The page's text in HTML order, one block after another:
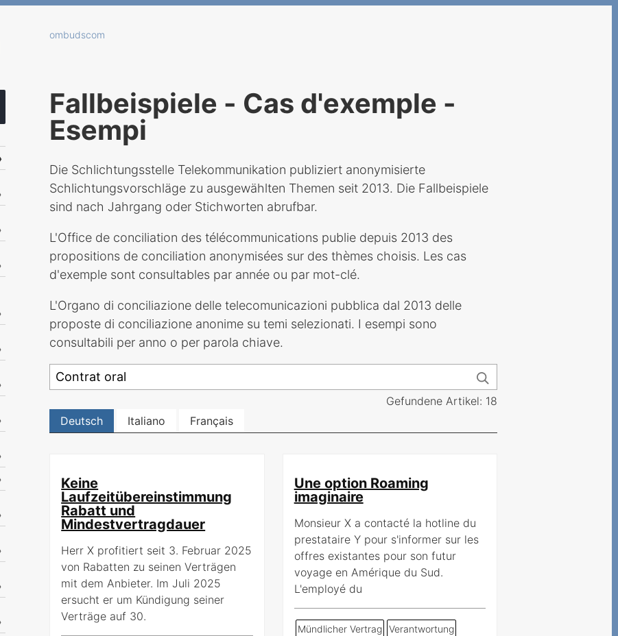
ombudscom
Fallbeispiele - Cas d'exemple -
Esempi
Die Schlichtungsstelle Telekommunikation publiziert anonymisierte
Schlichtungsvorschläge zu ausgewählten Themen seit 2013. Die Fallbeispiele
sind nach Jahrgang oder Stichworten abrufbar.
L'Office de conciliation des télécommunications publie depuis 2013 des
propositions de conciliation anonymisées sur des thèmes choisis. Les cas
d'exemple sont consultables par année ou par mot-clé.
L'Organo di conciliazione delle telecomunicazioni pubblica dal 2013 delle
proposte di conciliazione anonime su temi selezionati. I esempi sono
consultabili per anno o per parola chiave.
Gefundene Artikel: 18
Deutsch
Italiano Français
Keine
Laufzeitübereinstimmung
Rabatt und
Mindestvertragdauer
Herr X profitiert seit 3. Februar 2025
von Rabatten zu seinen Verträgen
mit dem Anbieter. Im Juli 2025
ersucht er um Kündigung seiner
Verträge auf 30.
Une option Roaming
imaginaire
Monsieur X a contacté la hotline du
prestataire Y pour s'informer sur les
offres existantes pour son futur
voyage en Amérique du Sud.
L'employé du
Mündlicher Vertrag
Verantwortung